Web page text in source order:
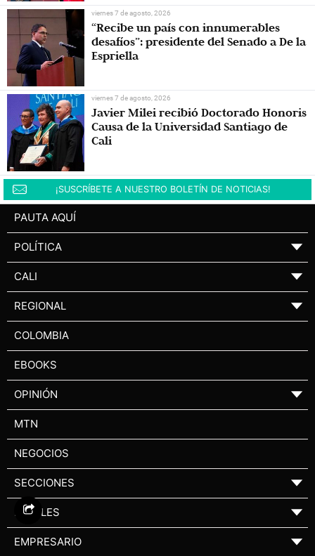
viernes 7 de agosto, 2026
“Recibe un país con innumerables
desafíos”: presidente del Senado a De la
Espriella
viernes 7 de agosto, 2026
Javier Milei recibió Doctorado Honoris
Causa de la Universidad Santiago de
Cali
¡SUSCRÍBETE A NUESTRO BOLETÍN DE NOTICIAS!
PAUTA AQUÍ
POLÍTICA ▼
CALI ▼
REGIONAL ▼
COLOMBIA
EBOOKS
OPINIÓN ▼
MTN
NEGOCIOS
SECCIONES ▼
LEGALES ▼
EMPRESARIO ▼